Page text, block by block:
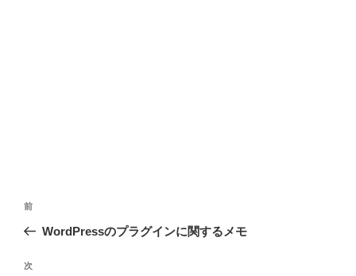
投
ビ
過
去
投
前
WordPressのプラグインに関するメモ
次
次